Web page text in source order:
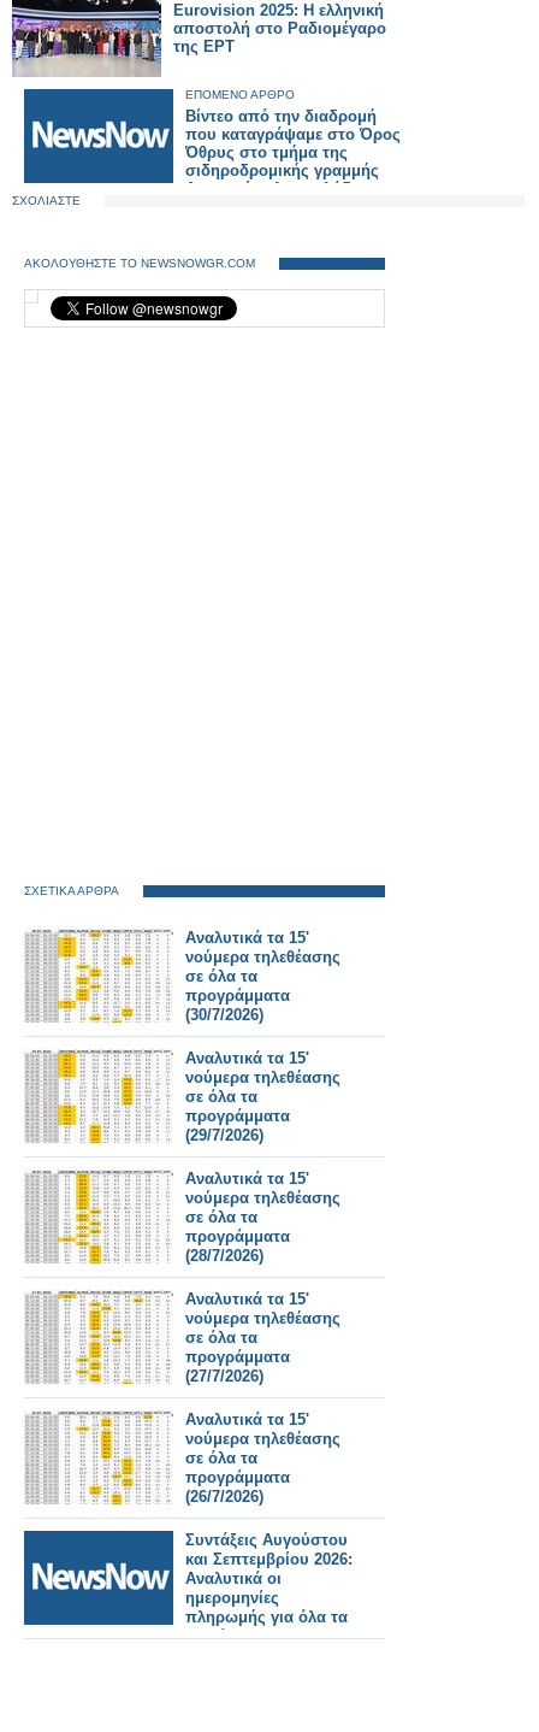
Eurovision 2025: Η ελληνική
αποστολή στο Ραδιομέγαρο
της ΕΡΤ
ΕΠΟΜΕΝΟ ΑΡΘΡΟ
Βίντεο από την διαδρομή
που καταγράψαμε στο Όρος
Όθρυς στο τμήμα της
σιδηροδρομικής γραμμής
Δομοκού -- Λιανοκλάδι
ΣΧΟΛΙΑΣΤΕ
ΑΚΟΛΟΥΘΗΣΤΕ ΤΟ NEWSNOWGR.COM
ΣΧΕΤΙΚΑ ΑΡΘΡΑ
Αναλυτικά τα 15'
νούμερα τηλεθέασης
σε όλα τα
προγράμματα
(30/7/2026)
Αναλυτικά τα 15'
νούμερα τηλεθέασης
σε όλα τα
προγράμματα
(29/7/2026)
Αναλυτικά τα 15'
νούμερα τηλεθέασης
σε όλα τα
προγράμματα
(28/7/2026)
Αναλυτικά τα 15'
νούμερα τηλεθέασης
σε όλα τα
προγράμματα
(27/7/2026)
Αναλυτικά τα 15'
νούμερα τηλεθέασης
σε όλα τα
προγράμματα
(26/7/2026)
Συντάξεις Αυγούστου
και Σεπτεμβρίου 2026:
Αναλυτικά οι
ημερομηνίες
πληρωμής για όλα τα
Ταμεία.